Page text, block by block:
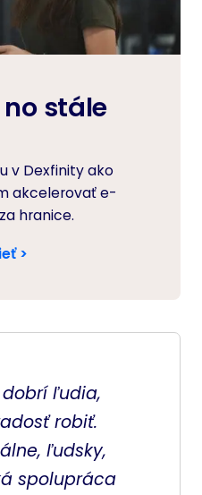
stále
v Dexfinity ako
akcelerovať e-
hranice.
>
dobrí ľudia,
robiť.
ľudsky,
spolupráca